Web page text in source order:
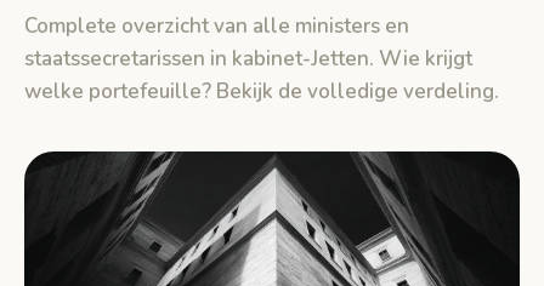
Complete overzicht van alle ministers en
staatssecretarissen in kabinet-Jetten. Wie krijgt
welke portefeuille? Bekijk de volledige verdeling.